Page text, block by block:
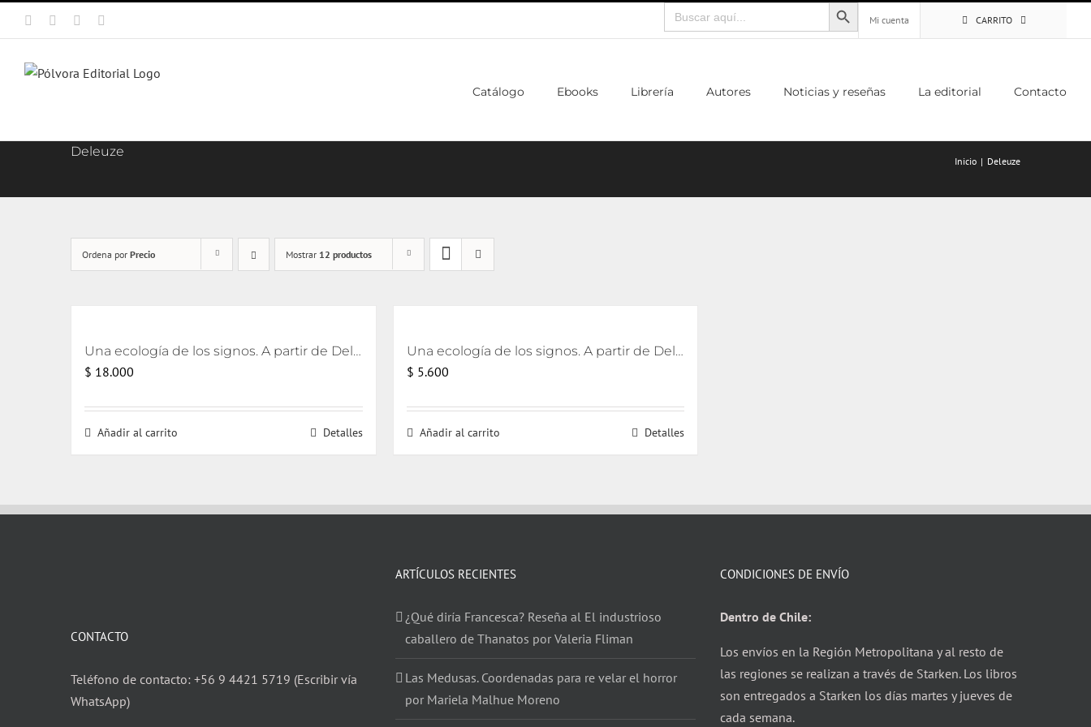
Facebook Instagram
Buscar:
Mi cuenta
CARRITO
Catálogo Ebooks Librería Autores Noticias y reseñas La editorial Contacto
Deleuze
Inicio Deleuze
Ordena por Precio Mostrar 12 productos
Una ecología de los signos. A partir de Deleuze
$ 18.000
Añadir al carrito Detalles
Una ecología de los signos. A partir de Deleuze [eBook]
$ 5.600
Añadir al carrito Detalles
CONTACTO
Teléfono de contacto: +56 9 4421 5719 (Escribir vía
WhatsApp)
ARTÍCULOS RECIENTES
¿Qué diría Francesca? Reseña al El industrioso
caballero de Thanatos por Valeria Fliman
Las Medusas. Coordenadas para re velar el horror
por Mariela Malhue Moreno
CONDICIONES DE ENVÍO
Dentro de Chile:
Los envíos en la Región Metropolitana y al resto de
las regiones se realizan a través de Starken. Los libros
son entregados a Starken los días martes y jueves de
cada semana.